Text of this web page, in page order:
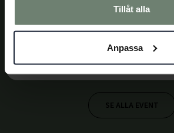
Tillåt alla
Anpassa
söndagsmiddag hos oss.
Läs mer
SE ALLA EVENT